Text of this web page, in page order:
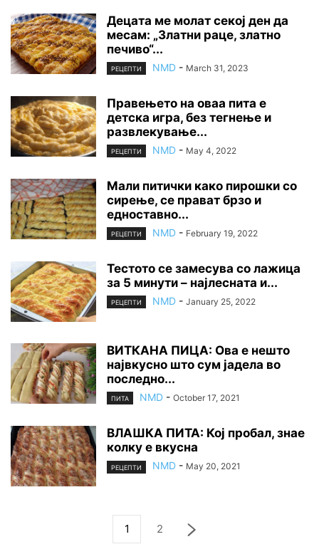
Децата ме молат секој ден да
месам: „Златни раце, златно
печиво“...
РЕЦЕПТИ NMD - March 31, 2023
Правењето на оваа пита е
детска игра, без тегнење и
развлекување...
РЕЦЕПТИ NMD - May 4, 2022
Мали питички како пирошки со
сирење, се прават брзо и
едноставно...
РЕЦЕПТИ NMD - February 19, 2022
Тестото се замесува со лажица
за 5 минути – најлесната и...
РЕЦЕПТИ NMD - January 25, 2022
ВИТКАНА ПИЦА: Ова е нешто
највкусно што сум јадела во
последно...
ПИТА NMD - October 17, 2021
ВЛАШКА ПИТА: Кој пробал, знае
колку е вкусна
РЕЦЕПТИ NMD - May 20, 2021
1 2